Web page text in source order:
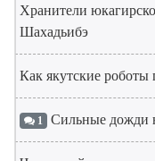
Хранители
Шахадьибэ
Как якутские роботы
1 Сильные дожди